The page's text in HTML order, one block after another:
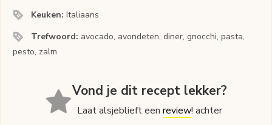
Keuken:Italiaans
Trefwoord: avocado, avondeten, diner, gnocchi, pasta,
pesto, zalm
Vond je dit recept lekker?
Laat alsjeblieft eenreview! achter